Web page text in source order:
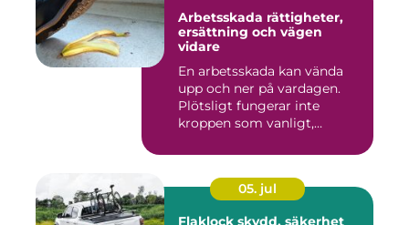
Arbetsskada rättigheter,
ersättning och vägen
vidare
En arbetsskada kan vända
upp och ner på vardagen.
Plötsligt fungerar inte
kroppen som vanligt,
05. jul
Flaklock skydd, säkerhet